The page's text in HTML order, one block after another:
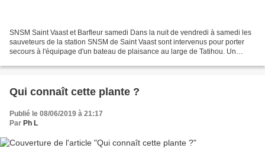
SNSM Saint Vaast et Barfleur samedi Dans la nuit de vendredi à samedi les
sauveteurs de la station SNSM de Saint Vaast sont intervenus pour porter
secours à l'équipage d'un bateau de plaisance au large de Tatihou. Un
Qui connaît cette plante ?
Publié le 08/06/2019 à 21:17
Par Ph L